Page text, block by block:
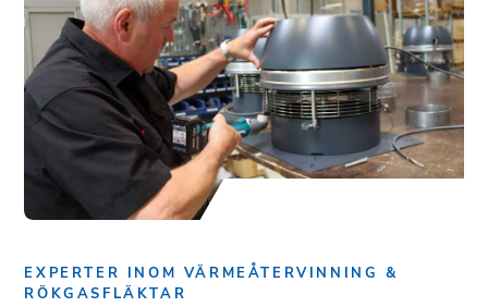
EXPERTER INOM VÄRMEÅTERVINNING &
RÖKGASFLÄKTAR